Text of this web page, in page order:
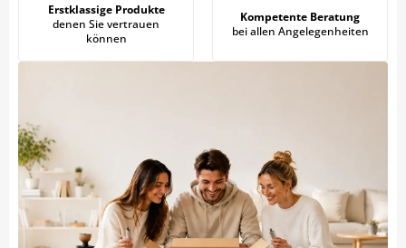
Erstklassige Produkte
denen Sie vertrauen
können
Kompetente Beratung
bei allen Angelegenheiten